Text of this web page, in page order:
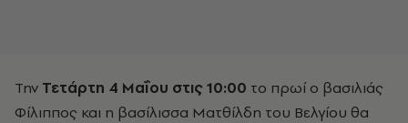
Την Τετάρτη 4 Μαΐου στις 10:00 το πρωί ο βασιλιάς
Φίλιππος και η βασίλισσα Ματθίλδη του Βελγίου θα